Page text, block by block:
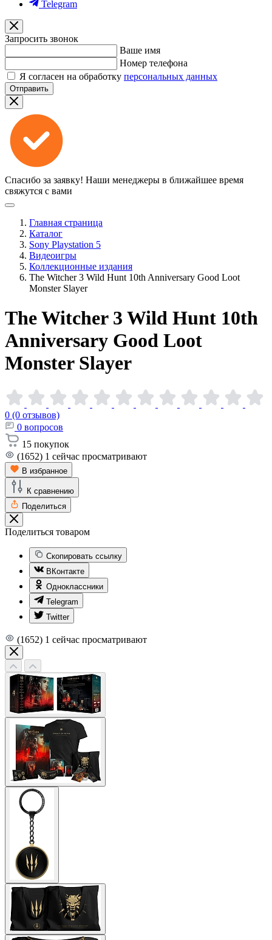
Telegram
Запросить звонок
Ваше имя
Номер телефона
Я согласен на обработку персональных данных
Отправить
Спасибо за заявку! Наши менеджеры в ближайшее время
свяжутся с вами
Главная страница
Каталог
Sony Playstation 5
Видеоигры
Коллекционные издания
The Witcher 3 Wild Hunt 10th Anniversary Good Loot
Monster Slayer
The Witcher 3 Wild Hunt 10th
Anniversary Good Loot
Monster Slayer
0 (0 отзывов)
0 вопросов
15 покупок
(1652) 1 сейчас просматривают
В избранное
К сравнению
Поделиться
Поделиться товаром
Скопировать ссылку
ВКонтакте
Одноклассники
Telegram
Twitter
(1652) 1 сейчас просматривают